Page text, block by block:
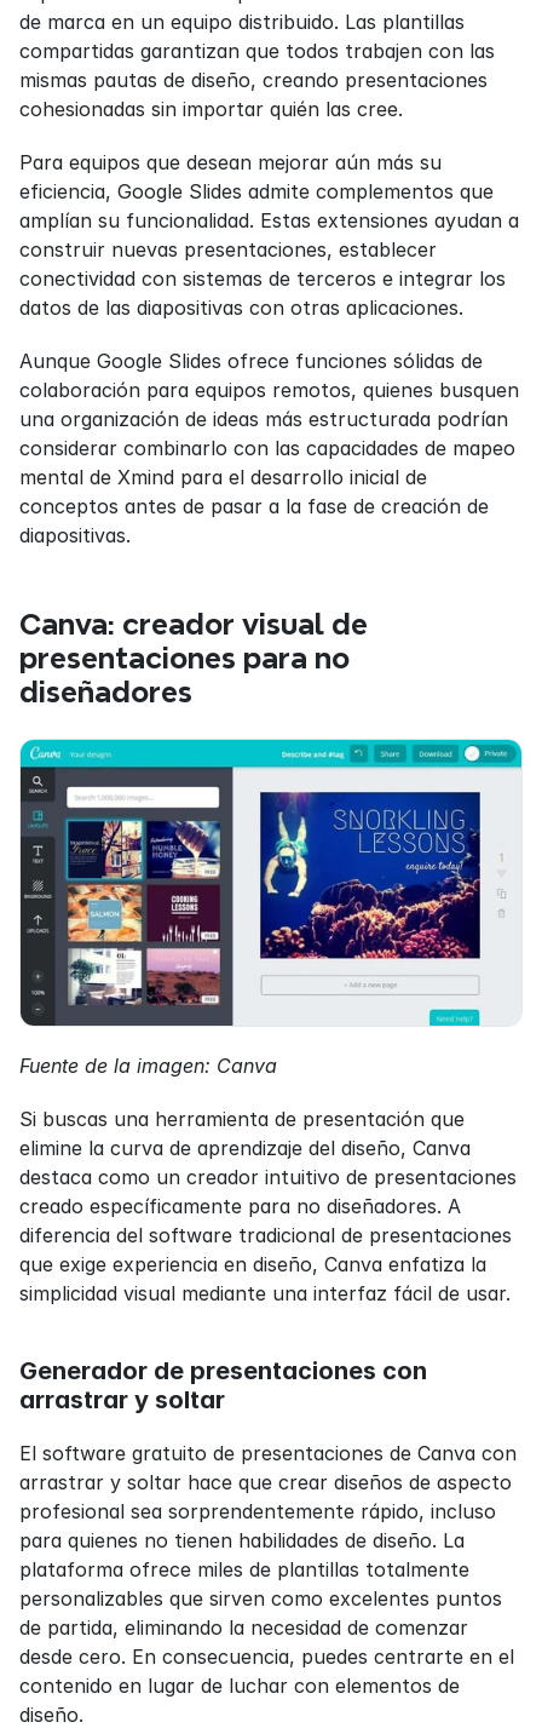
de marca en un equipo distribuido. Las plantillas
compartidas garantizan que todos trabajen con las
mismas pautas de diseño, creando presentaciones
cohesionadas sin importar quién las cree.
Para equipos que desean mejorar aún más su
eficiencia, Google Slides admite complementos que
amplían su funcionalidad. Estas extensiones ayudan a
construir nuevas presentaciones, establecer
conectividad con sistemas de terceros e integrar los
datos de las diapositivas con otras aplicaciones.
Aunque Google Slides ofrece funciones sólidas de
colaboración para equipos remotos, quienes busquen
una organización de ideas más estructurada podrían
considerar combinarlo con las capacidades de mapeo
mental de Xmind para el desarrollo inicial de
conceptos antes de pasar a la fase de creación de
diapositivas.
Canva: creador visual de
presentaciones para no
diseñadores
Fuente de la imagen: Canva
Si buscas una herramienta de presentación que
elimine la curva de aprendizaje del diseño, Canva
destaca como un creador intuitivo de presentaciones
creado específicamente para no diseñadores. A
diferencia del software tradicional de presentaciones
que exige experiencia en diseño, Canva enfatiza la
simplicidad visual mediante una interfaz fácil de usar.
Generador de presentaciones con
arrastrar y soltar
El software gratuito de presentaciones de Canva con
arrastrar y soltar hace que crear diseños de aspecto
profesional sea sorprendentemente rápido, incluso
para quienes no tienen habilidades de diseño. La
plataforma ofrece miles de plantillas totalmente
personalizables que sirven como excelentes puntos
de partida, eliminando la necesidad de comenzar
desde cero. En consecuencia, puedes centrarte en el
contenido en lugar de luchar con elementos de
diseño.